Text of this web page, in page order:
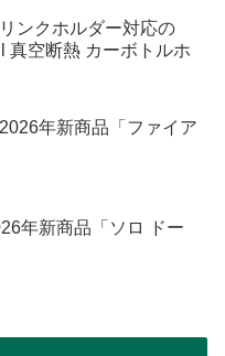
ンクホルダー対応の
真空断熱 カーボトルホ
年新商品「ファイア
年新商品「ソロ ドー